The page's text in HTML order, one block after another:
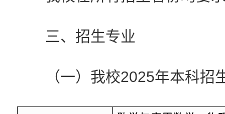
三、招生专业
（一）我校2025年本科招